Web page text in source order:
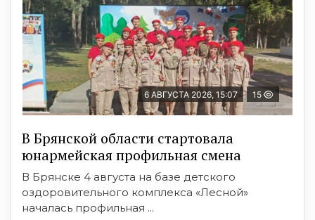
6 АВГУСТА 2026, 15:07 15
В Брянской области стартовала
юнармейская профильная смена
В Брянске 4 августа на базе детского
оздоровительного комплекса «Лесной»
началась профильная ...